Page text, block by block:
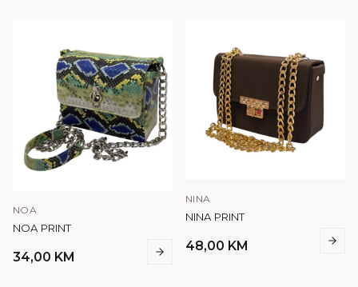
NOA
NOA PRINT
34,00 KM
NINA
NINA PRINT
48,00 KM